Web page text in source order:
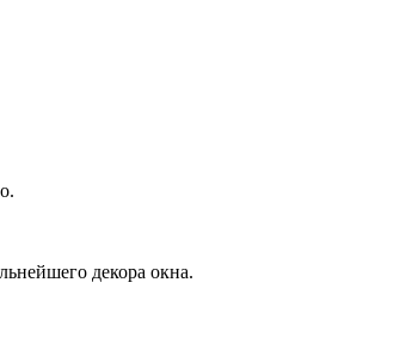
декора окна.